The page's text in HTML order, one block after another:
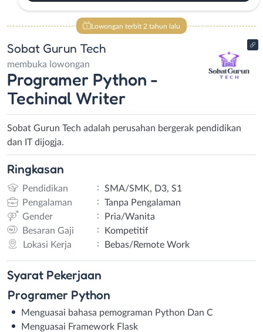
Lowongan terbit 2 tahun lalu
Sobat Gurun Tech
membuka lowongan
Programer Python -
Techinal Writer
Sobat Gurun Tech adalah perusahan bergerak pendidikan
dan IT dijogja.
Ringkasan
Pendidikan :
SMA/SMK, D3, S1
Pengalaman
:
Tanpa Pengalaman
Gender
:
Pria/Wanita
Besaran Gaji
:
Kompetitif
Lokasi Kerja
: Bebas/Remote Work
Syarat Pekerjaan
Programer Python
Menguasai bahasa pemograman Python Dan C
Menguasai Framework Flask